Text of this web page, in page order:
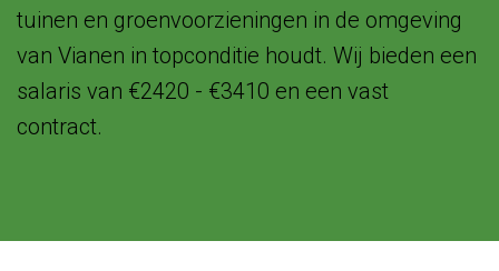
tuinen en groenvoorzieningen in de omgeving
van Vianen in topconditie houdt. Wij bieden een
salaris van €2420 - €3410 en een vast
contract.